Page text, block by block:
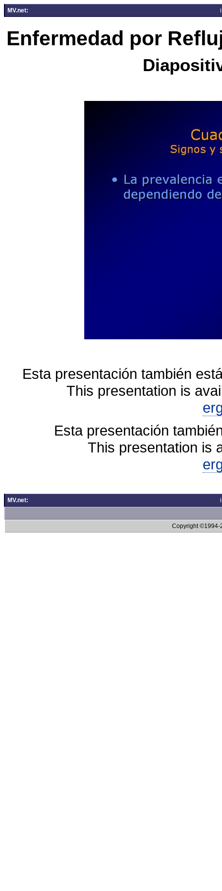
MV.net:
Enfermedad por
Esta presentación también
This presentation is
Esta presentación
This presentation is
MV.net:
Copyright ©1994-